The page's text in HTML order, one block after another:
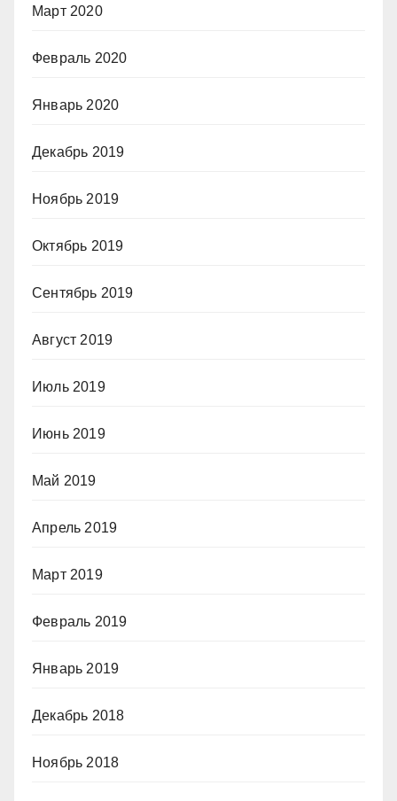
Март 2020
Февраль 2020
Январь 2020
Декабрь 2019
Ноябрь 2019
Октябрь 2019
Сентябрь 2019
Август 2019
Июль 2019
Июнь 2019
Май 2019
Апрель 2019
Март 2019
Февраль 2019
Январь 2019
Декабрь 2018
Ноябрь 2018